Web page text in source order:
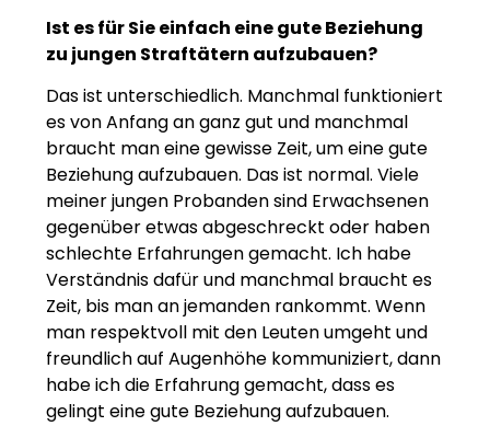
Ist es für Sie einfach eine gute Beziehung
zu jungen Straftätern aufzubauen?
Das ist unterschiedlich. Manchmal funktioniert
es von Anfang an ganz gut und manchmal
braucht man eine gewisse Zeit, um eine gute
Beziehung aufzubauen. Das ist normal. Viele
meiner jungen Probanden sind Erwachsenen
gegenüber etwas abgeschreckt oder haben
schlechte Erfahrungen gemacht. Ich habe
Verständnis dafür und manchmal braucht es
Zeit, bis man an jemanden rankommt. Wenn
man respektvoll mit den Leuten umgeht und
freundlich auf Augenhöhe kommuniziert, dann
habe ich die Erfahrung gemacht, dass es
gelingt eine gute Beziehung aufzubauen.